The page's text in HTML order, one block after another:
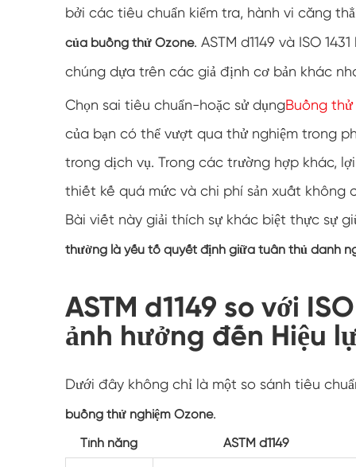
bởi các tiêu chuẩn kiểm tra, hành vi căng
của buồng thử Ozone. ASTM d1149 và ISO
chúng dựa trên các giả định cơ bản khác
Chọn sai tiêu chuẩn-hoặc sử dụngBuồng thử
của bạn có thể vượt qua thử nghiệm trong
trong dịch vụ. Trong các trường hợp khác,
thiết kế quá mức và chi phí sản xuất không
Bài viết này giải thích sự khác biệt thực sự
thường là yếu tố quyết định giữa tuân thủ danh
ASTM d1149 so với
ảnh hưởng đến Hiệu
Dưới đây không chỉ là một so sánh tiêu
buồng thử nghiệm Ozone.
Tính năng ASTM d1149